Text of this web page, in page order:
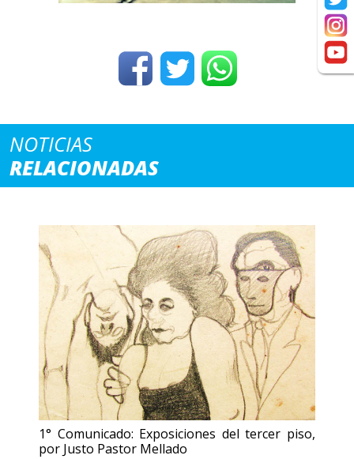
NOTICIAS
RELACIONADAS
1° Comunicado: Exposiciones del tercer piso,
por Justo Pastor Mellado